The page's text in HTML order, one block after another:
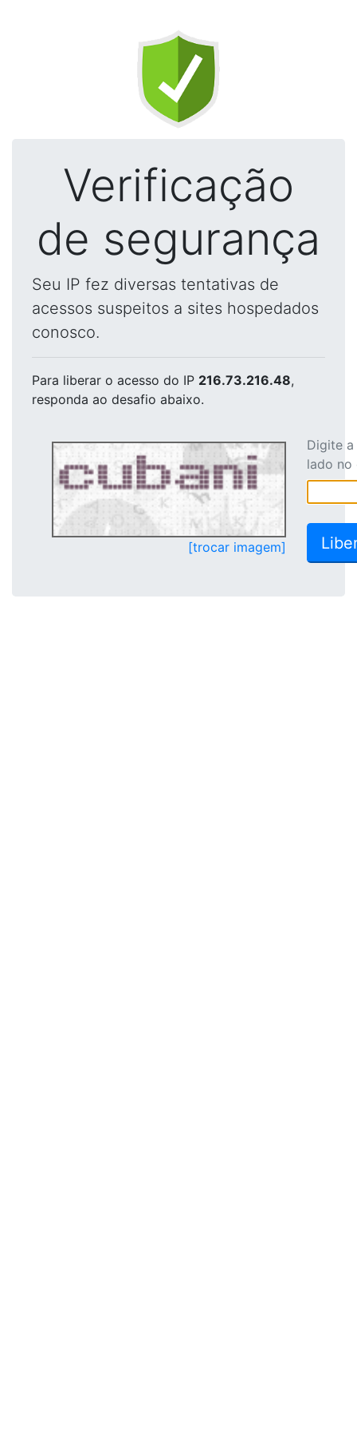
Verificação
de segurança
Seu IP fez diversas tentativas de
acessos suspeitos a sites hospedados
conosco.
Para liberar o acesso do IP 216.73.216.48,
responda ao desafio abaixo.
[trocar imagem]
Digite
lado no